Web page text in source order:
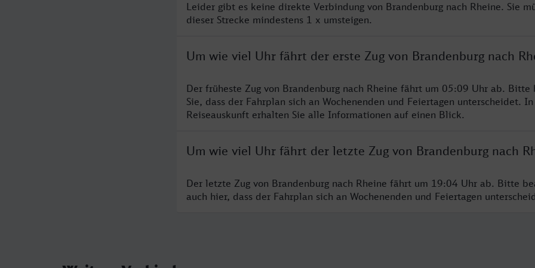
Leider gibt es keine direkte Verbindung von Brandenburg nach Rheine. Sie
dieser Strecke mindestens 1 x umsteigen.
Um wie viel Uhr fährt der erste Zug von Brandenburg nach
Der früheste Zug von Brandenburg nach Rheine fährt um 05:09 Uhr ab. Bitte
Sie, dass der Fahrplan sich an Wochenenden und Feiertagen unterscheidet.
Reiseauskunft erhalten Sie alle Informationen auf einen Blick.
Um wie viel Uhr fährt der letzte Zug von Brandenburg nach
Der letzte Zug von Brandenburg nach Rheine fährt um 19:04 Uhr ab. Bitte
auch hier, dass der Fahrplan sich an Wochenenden und Feiertagen